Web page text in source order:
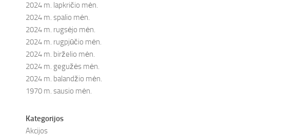
2024 m. lapkričio mėn.
2024 m. spalio mėn.
2024 m. rugsėjo mėn.
2024 m. rugpjūčio mėn.
2024 m. birželio mėn.
2024 m. gegužės mėn.
2024 m. balandžio mėn.
1970 m. sausio mėn.
Kategorijos
Akcijos